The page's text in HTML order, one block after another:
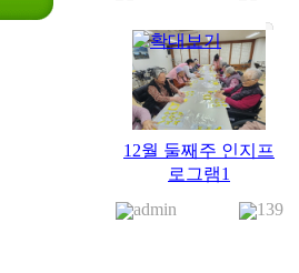
12월 둘째주 인지프
로그램1
admin
139